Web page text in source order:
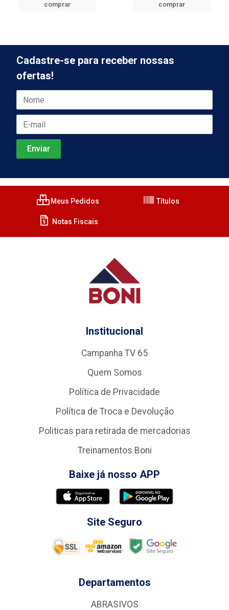
comprar comprar
Cadastre-se para receber nossas
ofertas!
Meus Pedidos Títulos
Notas Fiscais
Institucional
Campanha TV 65
Quem Somos
Política de Privacidade
Política de Troca e Devolução
Politicas para retirada de mercadorias
Treinamentos Boni
Baixe já nosso APP
Site Seguro
Departamentos
ABRASIVOS